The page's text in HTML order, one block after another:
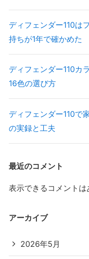
ディフェンダー110は
持ちが1年で確かめた
ディフェンダー110カ
16色の選び方
ディフェンダー110で
の実録と工夫
最近のコメント
表示できるコメントは
アーカイブ
2026年5月